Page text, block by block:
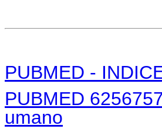
PUBMED -
PUBMED
umano